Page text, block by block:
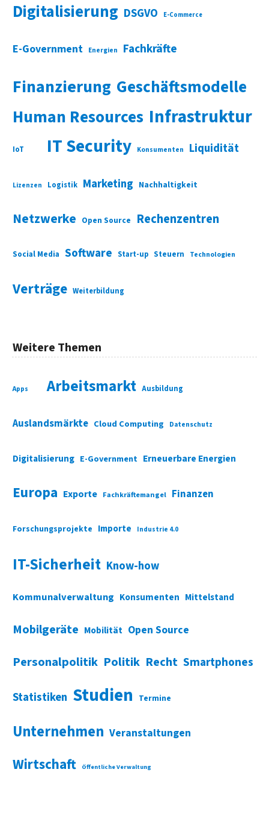
Digitalisierung DSGVO E-Commerce
E-Government Energien Fachkräfte
Finanzierung Geschäftsmodelle
Human Resources Infrastruktur
IoT IT Security Konsumenten Liquidität
Lizenzen Logistik Marketing Nachhaltigkeit
Netzwerke Open Source Rechenzentren
Social Media Software Start-up Steuern Technologien
Verträge Weiterbildung
Weitere Themen
Apps Arbeitsmarkt Ausbildung
Auslandsmärkte Cloud Computing Datenschutz
Digitalisierung E-Government Erneuerbare Energien
Europa Exporte Fachkräftemangel Finanzen
Forschungsprojekte Importe Industrie 4.0
IT-Sicherheit Know-how
Kommunalverwaltung Konsumenten Mittelstand
Mobilgeräte Mobilität Open Source
Personalpolitik Politik Recht Smartphones
Statistiken Studien Termine
Unternehmen Veranstaltungen
Wirtschaft Öffentliche Verwaltung